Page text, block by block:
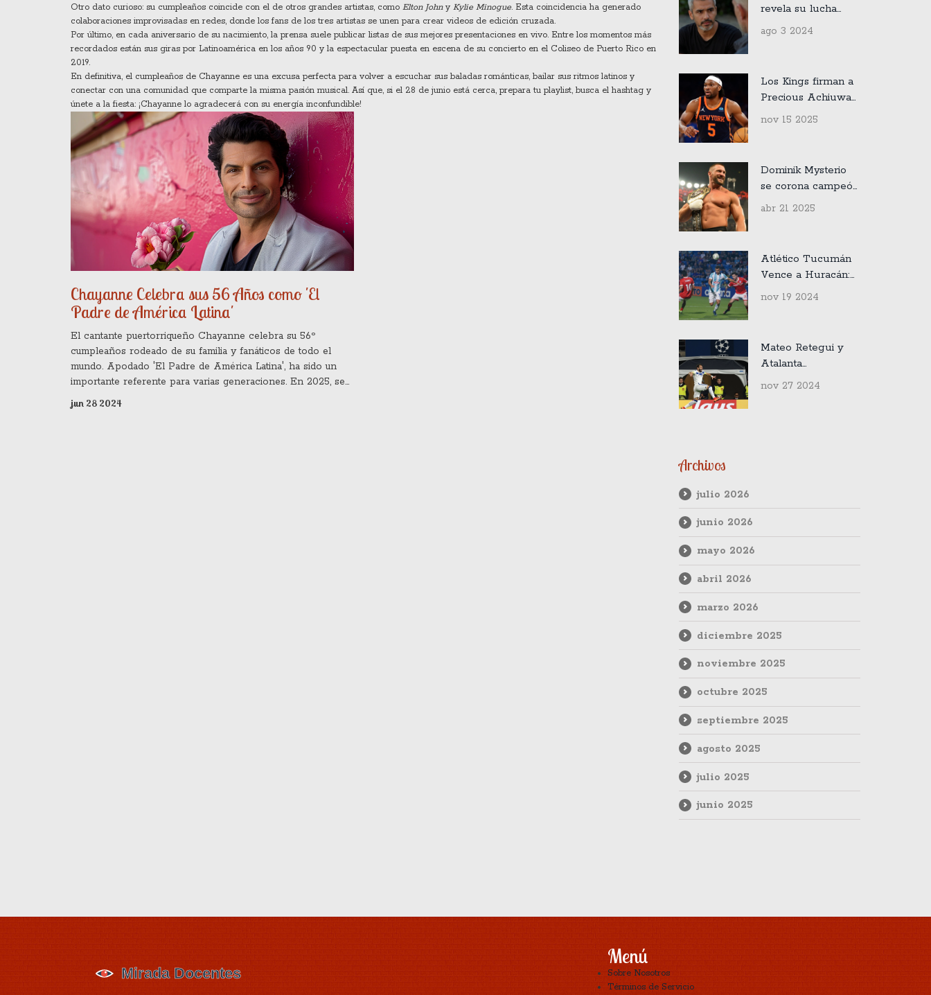
Otro dato curioso: su cumpleaños coincide con el de otros grandes artistas, como Elton Johny Kylie Minogue. Esta coincidencia ha generado
colaboraciones improvisadas en redes, donde los fans de los tres artistas se unen para crear videos de edición cruzada.
Por último, en cada aniversario de su nacimiento, la prensa suele publicar listas de sus mejores presentaciones en vivo. Entre los momentos más
recordados están sus giras por Latinoamérica en los años 90 y la espectacular puesta en escena de su concierto en el Coliseo de Puerto Rico en
2019.
En definitiva, el cumpleaños de Chayanne es una excusa perfecta para volver a escuchar sus baladas románticas, bailar sus ritmos latinos y
conectar con una comunidad que comparte la misma pasión musical. Así que, si el 28 de junio está cerca, prepara tu playlist, busca el hashtag y
únete a la fiesta: ¡Chayanne lo agradecerá con su energía inconfundible!
Chayanne Celebra sus 56 Años como 'El
Padre de América Latina'
El cantante puertorriqueño Chayanne celebra su 56º
cumpleaños rodeado de su familia y fanáticos de todo el
mundo. Apodado 'El Padre de América Latina', ha sido un
importante referente para varias generaciones. En 2025, se
espera que retome su gira interrumpida por la pandemia en
2020. Además, ha sido nominado a dos premios en los
jun 28 2024
revela su lucha
contra la depresión
y su salida de la
ago 3 2024
Los Kings firman a
Precious Achiuwa
para cubrir la baja
nov 15 2025
Dominik Mysterio
se corona campeón
Intercontinental en
WrestleMania 41
abr 21 2025
Atlético Tucumán
Vence a Huracán:
Un Golpe a las
nov 19 2024
Mateo Retegui y
Atalanta
Deslumbran al
nov 27 2024
Archivos
julio 2026
junio 2026
mayo 2026
abril 2026
marzo 2026
diciembre 2025
noviembre 2025
octubre 2025
septiembre 2025
agosto 2025
julio 2025
junio 2025
Menú
Sobre Nosotros
Términos de Servicio